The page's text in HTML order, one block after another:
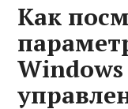
Как